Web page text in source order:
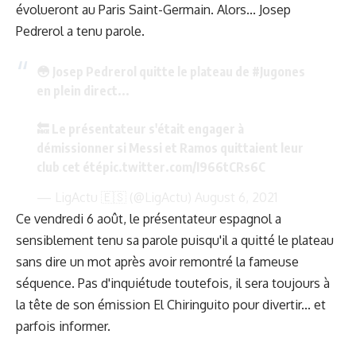
évolueront au Paris Saint-Germain. Alors... Josep
Pedrerol a tenu parole.
Ce vendredi 6 août, le présentateur espagnol a
sensiblement tenu sa parole puisqu'il a quitté le plateau
sans dire un mot après avoir remontré la fameuse
séquence. Pas d'inquiétude toutefois, il sera toujours à
la tête de son émission El Chiringuito pour divertir... et
parfois informer.